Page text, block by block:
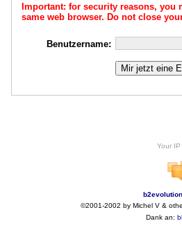
Important: for security reasons, you
same web browser. Do not close
Benutzername:
Your
©2001-2002 by Michel V &
Dank an: